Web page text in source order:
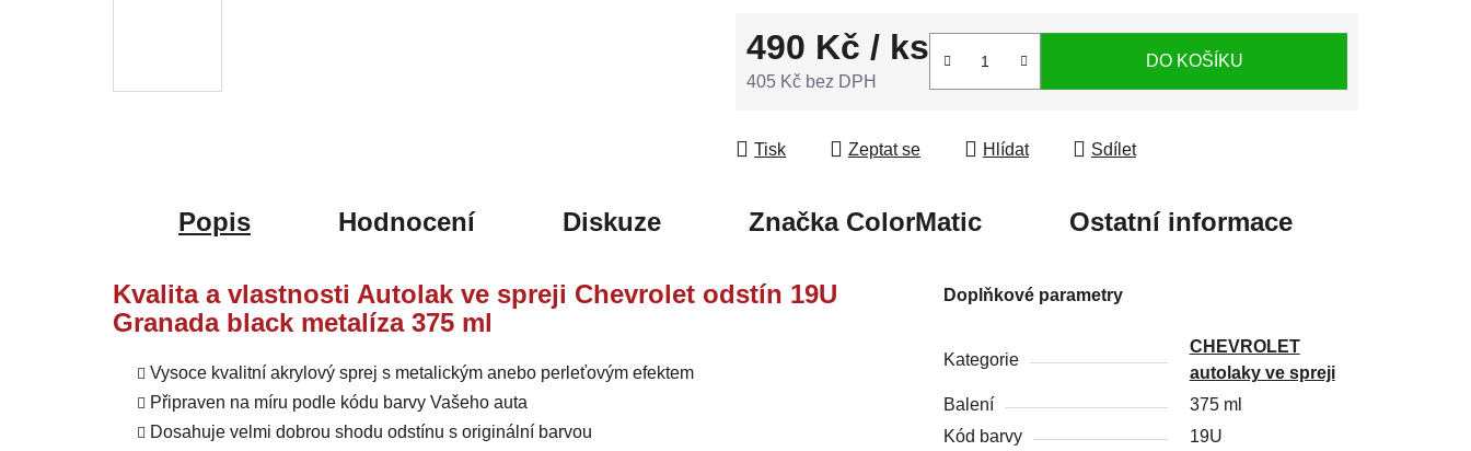
490 Kč / ks
405 Kč bez DPH
DO KOŠÍKU
Tisk Zeptat se Hlídat Sdílet
Popis Hodnocení Diskuze ZnačkaColorMatic Ostatní informace
Kvalita a vlastnosti Autolak ve spreji Chevrolet odstín 19U
Granada black metalíza 375 ml
Vysoce kvalitní akrylový sprej s metalickým anebo perleťovým efektem
Připraven na míru podle kódu barvy Vašeho auta
Dosahuje velmi dobrou shodu odstínu s originální barvou
Doplňkové parametry
Kategorie
CHEVROLET
autolaky ve spreji
Balení
375 ml
Kód barvy
19U